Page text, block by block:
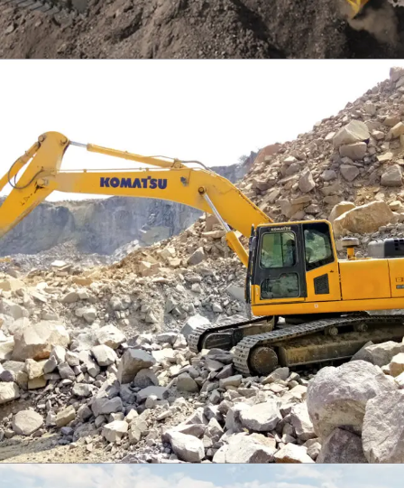
EXCAVATOR TOOLS
KOMATSU PC300SE-8M0
Find Out More